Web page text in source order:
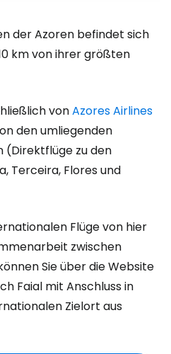
der Azoren befindet sich
km von ihrer größten
vonAzores Airlines
den umliegenden
(Direktflüge zu den
Terceira, Flores und
Flüge von hier
zwischen
Sie über die Website
Faial mit Anschluss in
Zielort aus